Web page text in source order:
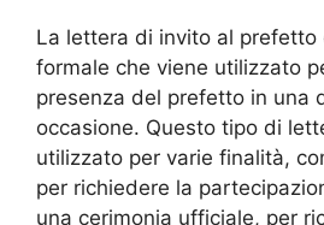
La lettera di invito al prefetto
formale che viene utilizzato
presenza del prefetto in una
occasione. Questo tipo di
utilizzato per varie finalità,
per richiedere la
una cerimonia ufficiale, per